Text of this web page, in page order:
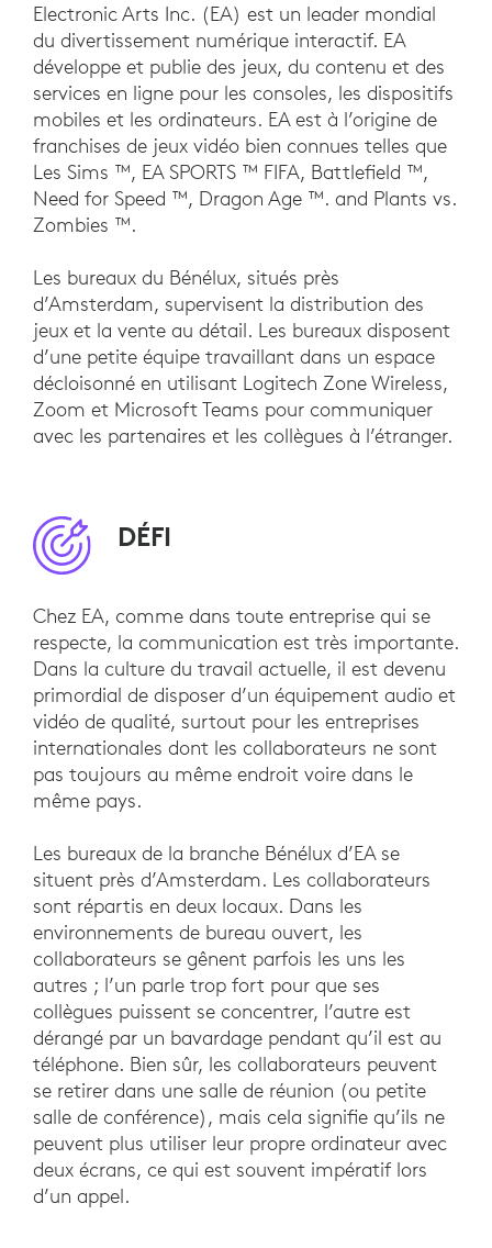
Electronic Arts Inc. (EA) est un leader mondial
du divertissement numérique interactif. EA
développe et publie des jeux, du contenu et des
services en ligne pour les consoles, les dispositifs
mobiles et les ordinateurs. EA est à l’origine de
franchises de jeux vidéo bien connues telles que
Les Sims ™, EA SPORTS ™ FIFA, Battlefield ™,
Need for Speed ™, Dragon Age ™. and Plants vs.
Zombies ™.
Les bureaux du Bénélux, situés près
d’Amsterdam, supervisent la distribution des
jeux et la vente au détail. Les bureaux disposent
d’une petite équipe travaillant dans un espace
décloisonné en utilisant Logitech Zone Wireless,
Zoom et Microsoft Teams pour communiquer
avec les partenaires et les collègues à l’étranger.
DÉFI
Chez EA, comme dans toute entreprise qui se
respecte, la communication est très importante.
Dans la culture du travail actuelle, il est devenu
primordial de disposer d’un équipement audio et
vidéo de qualité, surtout pour les entreprises
internationales dont les collaborateurs ne sont
pas toujours au même endroit voire dans le
même pays.
Les bureaux de la branche Bénélux d’EA se
situent près d’Amsterdam. Les collaborateurs
sont répartis en deux locaux. Dans les
environnements de bureau ouvert, les
collaborateurs se gênent parfois les uns les
autres ; l’un parle trop fort pour que ses
collègues puissent se concentrer, l’autre est
dérangé par un bavardage pendant qu’il est au
téléphone. Bien sûr, les collaborateurs peuvent
se retirer dans une salle de réunion (ou petite
salle de conférence), mais cela signifie qu’ils ne
peuvent plus utiliser leur propre ordinateur avec
deux écrans, ce qui est souvent impératif lors
d’un appel.